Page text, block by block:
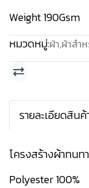
Weight 190Gsm
หมวดหมู่:ผ้า,ผ้าสำ
รายละเอียดสินค้
โครงสร้างผ้าทนท
Polyester 100%